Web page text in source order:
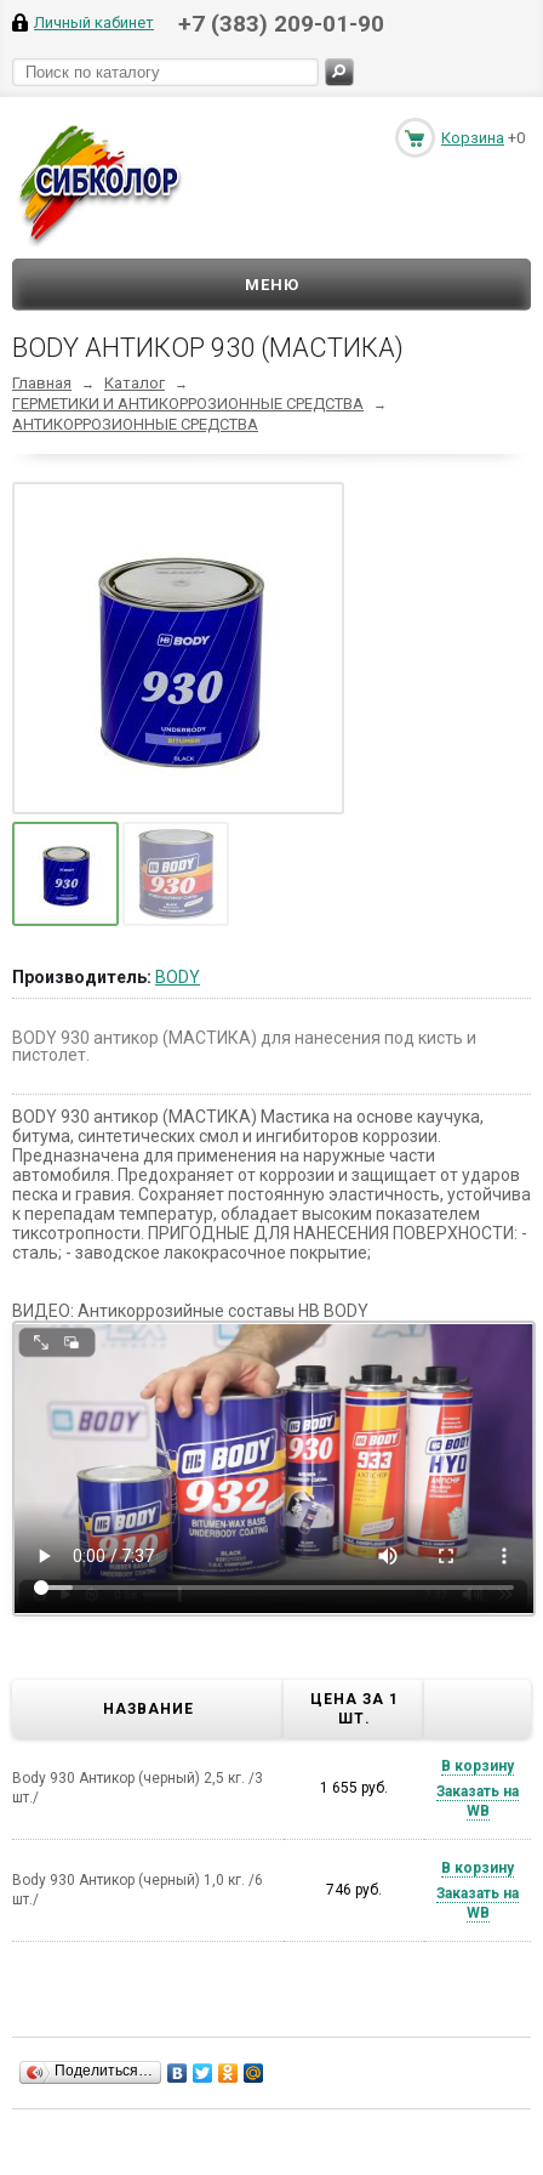
Личный кабинет +7 (383) 209-01-90
Корзина +0
МЕНЮ
BODY АНТИКОР 930 (МАСТИКА)
Главная → Каталог →
ГЕРМЕТИКИ И АНТИКОРРОЗИОННЫЕ СРЕДСТВА →
АНТИКОРРОЗИОННЫЕ СРЕДСТВА
Производитель: BODY
BODY 930 антикор (МАСТИКА) для нанесения под кисть и
пистолет.
BODY 930 антикор (МАСТИКА) Мастика на основе каучука,
битума, синтетических смол и ингибиторов коррозии.
Предназначена для применения на наружные части
автомобиля. Предохраняет от коррозии и защищает от ударов
песка и гравия. Сохраняет постоянную эластичность, устойчива
к перепадам температур, обладает высоким показателем
тиксотропности. ПРИГОДНЫЕ ДЛЯ НАНЕСЕНИЯ ПОВЕРХНОСТИ: -
сталь; - заводское лакокрасочное покрытие;
ВИДЕО: Антикоррозийные составы HB BODY
НАЗВАНИЕ
ЦЕНА ЗА 1
ШТ.
Body 930 Антикор (черный) 2,5 кг. /3
шт./
1 655 руб.
В корзину
Заказать на
WB
Body 930 Антикор (черный) 1,0 кг. /6
шт./
746 руб.
В корзину
Заказать на
WB
Поделиться…